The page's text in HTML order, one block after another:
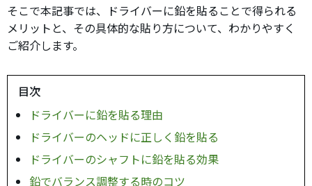
そこで本記事では、ドライバーに鉛を貼ることで得られる
メリットと、その具体的な貼り方について、わかりやすく
ご紹介します。
目次
ドライバーに鉛を貼る理由
ドライバーのヘッドに正しく鉛を貼る
ドライバーのシャフトに鉛を貼る効果
鉛でバランス調整する時のコツ